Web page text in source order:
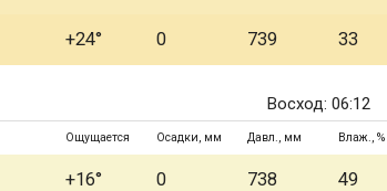
+24° 0 739 33
Восход: 06:12
Ощущается Осадки, мм Давл., мм Влаж., %
+16° 0 738 49